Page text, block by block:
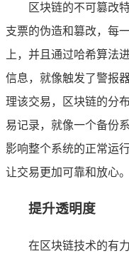
区块链的不可篡改
支票的伪造和篡改，每
上，并且通过哈希算法
信息，就像触发了警报
理该交易，区块链的分
易记录，就像一个备份
影响整个系统的正常运
让交易更加可靠和放心。
提升透明度
在区块链技术的有